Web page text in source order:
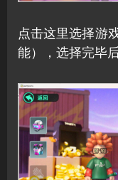
点击这里选择游
能），选择完毕